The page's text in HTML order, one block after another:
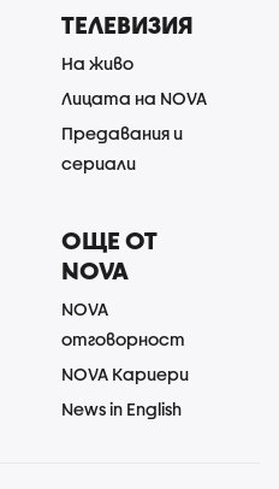
ТЕЛЕВИЗИЯ
На живо
Лицата на NOVA
Предавания и
сериали
ОЩЕ ОТ
NOVA
NOVA
отговорност
NOVA Кариери
News in English